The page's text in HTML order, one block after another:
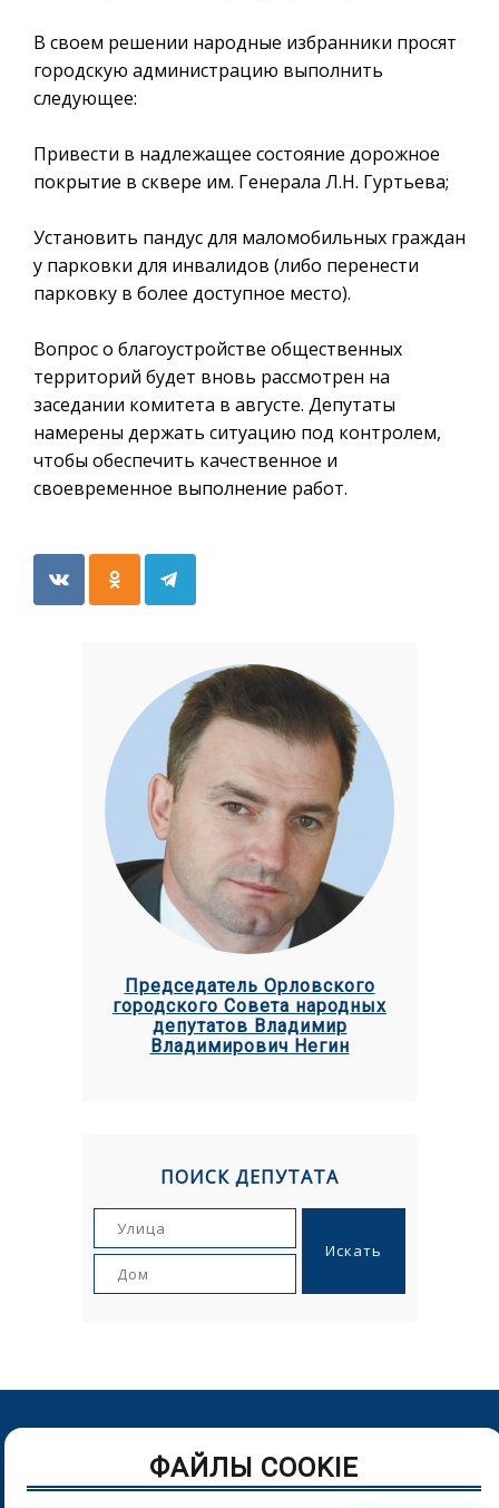
В своем решении народные избранники просят
городскую администрацию выполнить
следующее:
Привести в надлежащее состояние дорожное
покрытие в сквере им. Генерала Л.Н. Гуртьева;
Установить пандус для маломобильных граждан
у парковки для инвалидов (либо перенести
парковку в более доступное место).
Вопрос о благоустройстве общественных
территорий будет вновь рассмотрен на
заседании комитета в августе. Депутаты
намерены держать ситуацию под контролем,
чтобы обеспечить качественное и
своевременное выполнение работ.
Председатель Орловского
городского Совета народных
депутатов Владимир
Владимирович Негин
ПОИСК ДЕПУТАТА
© Орловский городской Совет народных депутатов. г.Орел,
Пролетарская гора, д. 1. Телефон: (4862) 43-25-54
ФАЙЛЫ COOKIE